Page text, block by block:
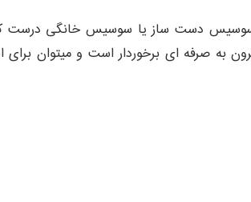
دست ساز یا سوسیس خانگی درست
به صرفه ای برخوردار است و میتوان برای